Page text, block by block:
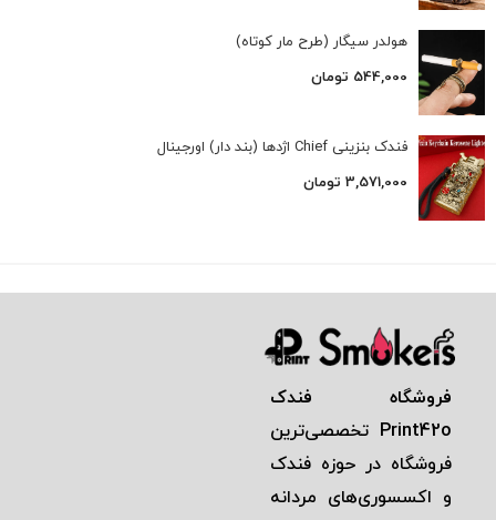
هولدر سیگار (طرح مار کوتاه)
544,000 تومان
فندک بنزینی Chief اژدها (بند دار) اورجینال
3,571,000 تومان
فروشگاه فندک
Print42o تخصصی‌ترين
فروشگاه در حوزه فندک
و اكسسوری‌های مردانه